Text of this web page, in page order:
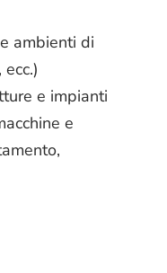
ambienti di
e impianti
e